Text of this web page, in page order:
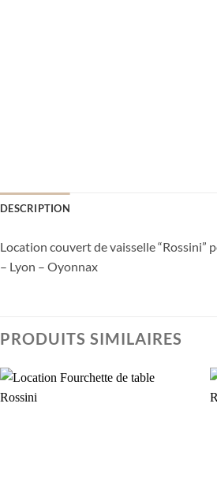
DESCRIPTION
Location couvert de vaisselle
– Lyon – Oyonnax
PRODUITS SIMILAIRES